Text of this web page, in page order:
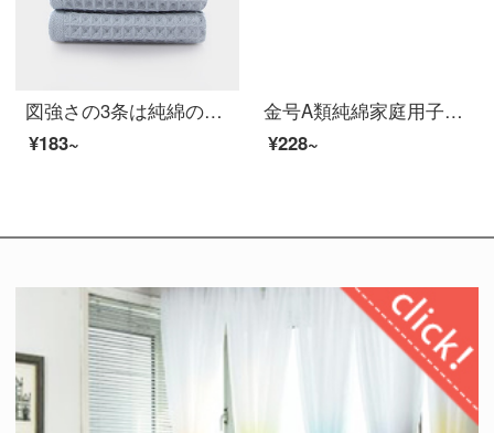
図強さの3条は純綿のガーゼの子供用ナプキンを詰めます。家庭用大人の男女と子供の柔らかい吸水洗顔タオル緑2粉1灰1 25*50 cm
¥183~
金号A類純綿家庭用子供用洗顔タオル全綿女史幼稚園風呂小タオル中号のティッシュは柔らかくて水を吸い込んで毛が落ちにくいです。可愛い5つの家庭用T 1177 H青2赤黄緑（5枚入り）
¥228~